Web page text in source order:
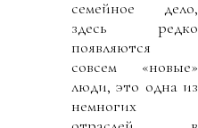
семейное дело,
здесь редко
появляются
совсем «новые»
люди, это одна из
немногих